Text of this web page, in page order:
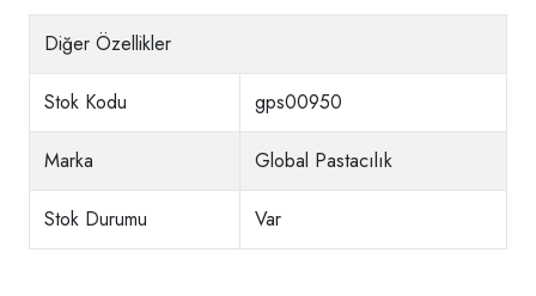
Diğer Özellikler
Stok Kodu gps00950
Marka Global Pastacılık
Stok Durumu Var